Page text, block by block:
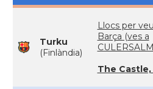
Turku
(Finlàndia)
Llocs per
Barça (ves a
The